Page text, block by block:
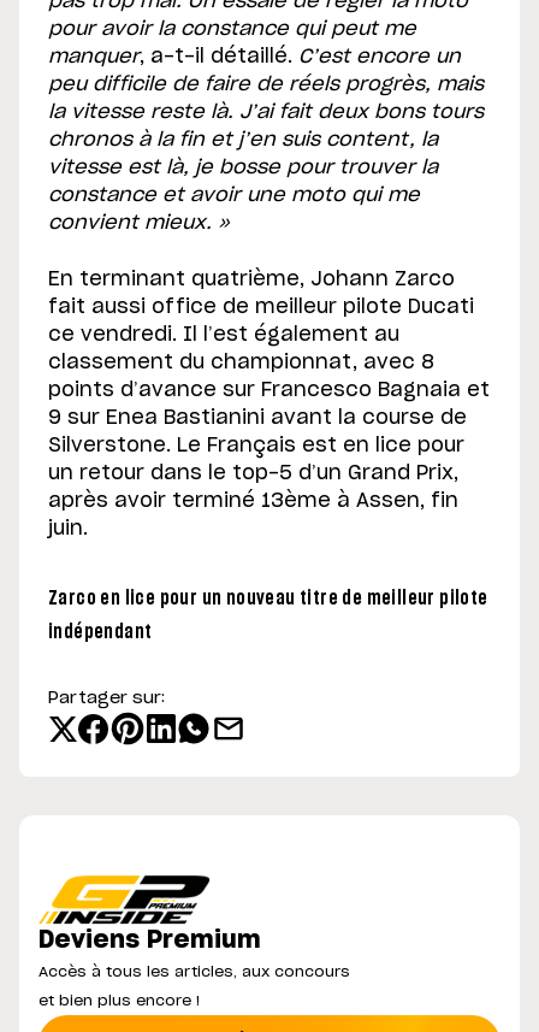
pour avoir la constance qui peut me
manquer, a-t-il détaillé. C’est encore un
peu difficile de faire de réels progrès, mais
la vitesse reste là. J’ai fait deux bons tours
chronos à la fin et j’en suis content, la
vitesse est là, je bosse pour trouver la
constance et avoir une moto qui me
convient mieux. »
En terminant quatrième, Johann Zarco
fait aussi office de meilleur pilote Ducati
ce vendredi. Il l’est également au
classement du championnat, avec 8
points d’avance sur Francesco Bagnaia et
9 sur Enea Bastianini avant la course de
Silverstone. Le Français est en lice pour
un retour dans le top-5 d’un Grand Prix,
après avoir terminé 13ème à Assen, fin
juin.
Zarco en lice pour un nouveau titre de meilleur pilote
indépendant
Partager sur:
Deviens Premium
Accès à tous les articles, aux concours
et bien plus encore !